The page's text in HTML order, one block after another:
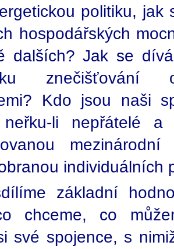
politiku, jak
hospodářských
dalších? Jak se
Kdo jsou naši
neřku-li nepřátelé
individuálních
základní
chceme, co
své spojence, s